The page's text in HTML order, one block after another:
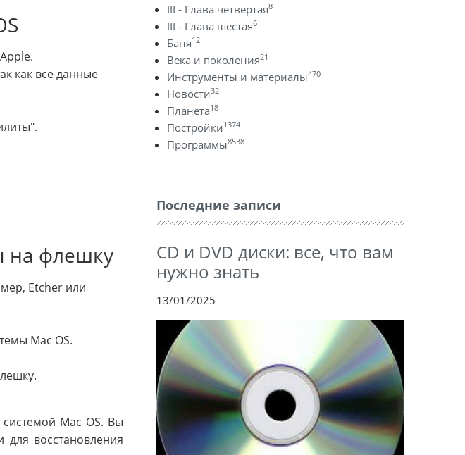
как все данные
на флешку
Etcher или
Mac OS.
Mac OS. Вы
для восстановления
III - Глава четвертая8
III - Глава шестая6
Баня12
Века и поколения21
Инструменты и материалы470
Новости32
Планета18
Постройки1374
Программы8538
Последние записи
CD и DVD диски: все, что вам
нужно знать
13/01/2025